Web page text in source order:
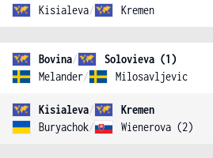
Kisialeva/ Kremen
Bovina/
Solovieva (1)
Melander/ Milosavljevic
Kisialeva/
Kremen
Buryachok/ Wienerova (2)